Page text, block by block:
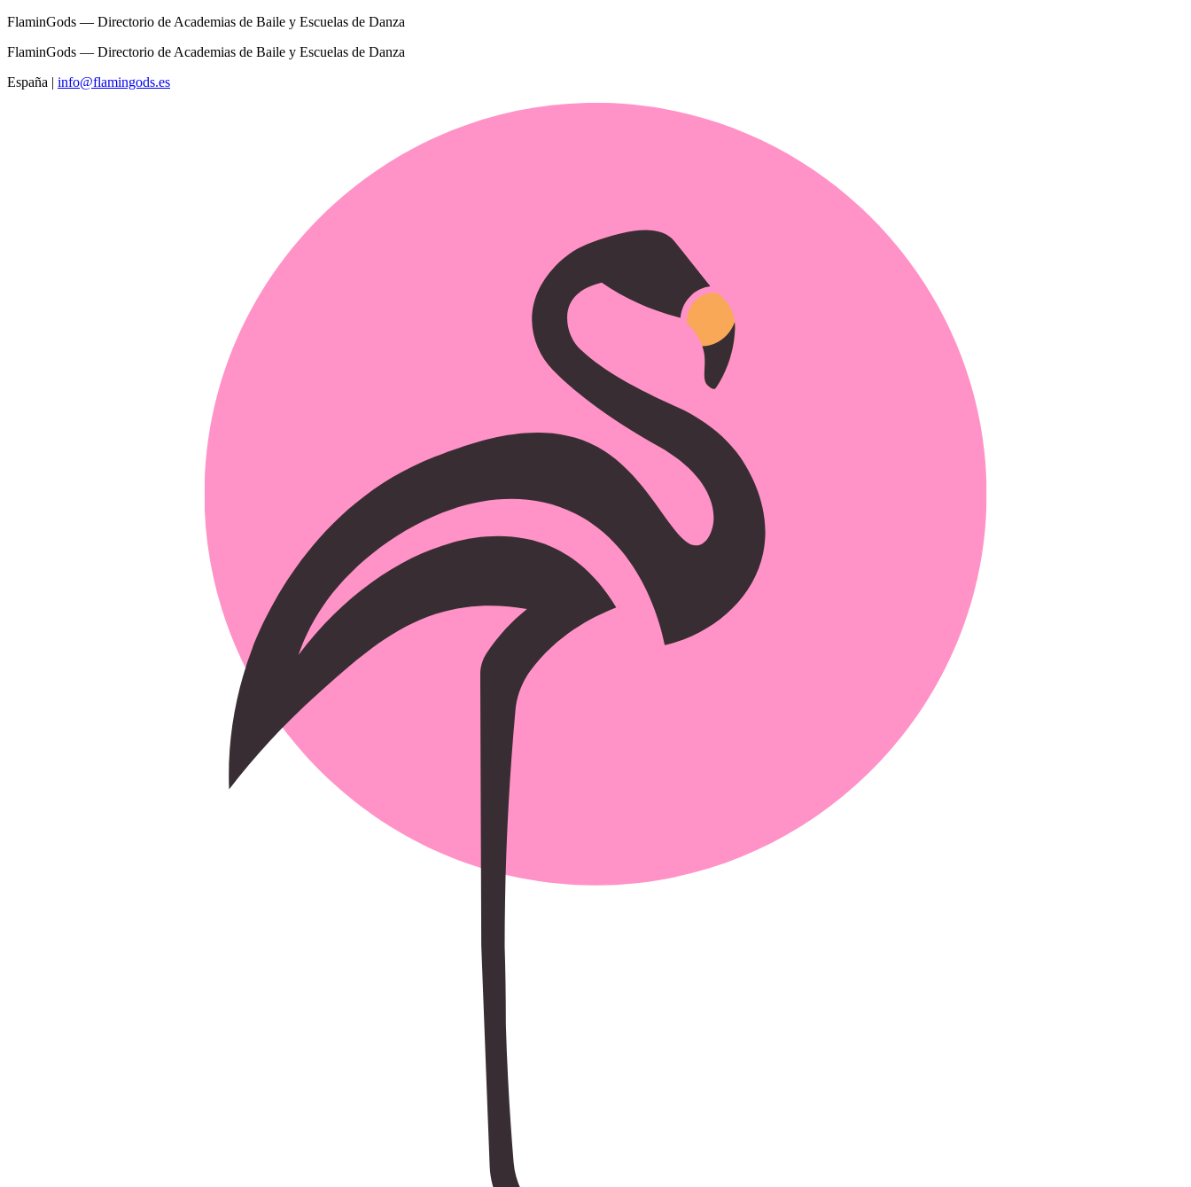
FlaminGods — Directorio de Academias de Baile y Escuelas de Danza
FlaminGods — Directorio de Academias de Baile y Escuelas de Danza
España | info@flamingods.es